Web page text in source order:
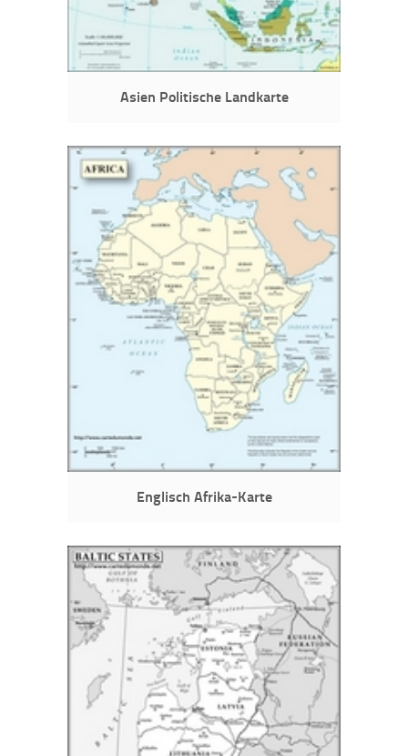
Asien Politische Landkarte
Englisch Afrika-Karte